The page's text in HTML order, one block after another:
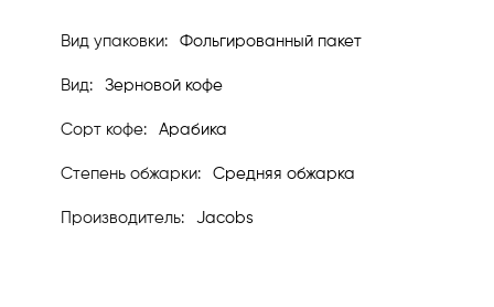
Фольгированный пакет
Зерновой кофе
Арабика
Средняя обжарка
Jacobs